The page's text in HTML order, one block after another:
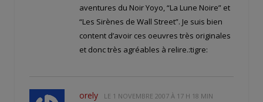
aventures du Noir Yoyo, “La Lune Noire” et
“Les Sirènes de Wall Street”. Je suis bien
content d’avoir ces oeuvres très originales
et donc très agréables à relire.:tigre:
orely LE 1 NOVEMBRE 2007 À 17 H 18 MIN